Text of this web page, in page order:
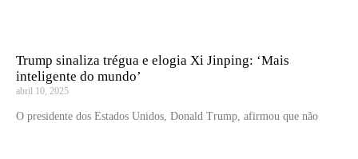
Trump sinaliza trégua e elogia Xi Jinping: ‘Mais
inteligente do mundo’
abril 10, 2025
O presidente dos Estados Unidos, Donald Trump, afirmou que não